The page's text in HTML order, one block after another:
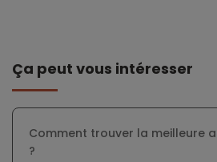
Ça peut vous intéresser
Comment trouver la meilleure
?